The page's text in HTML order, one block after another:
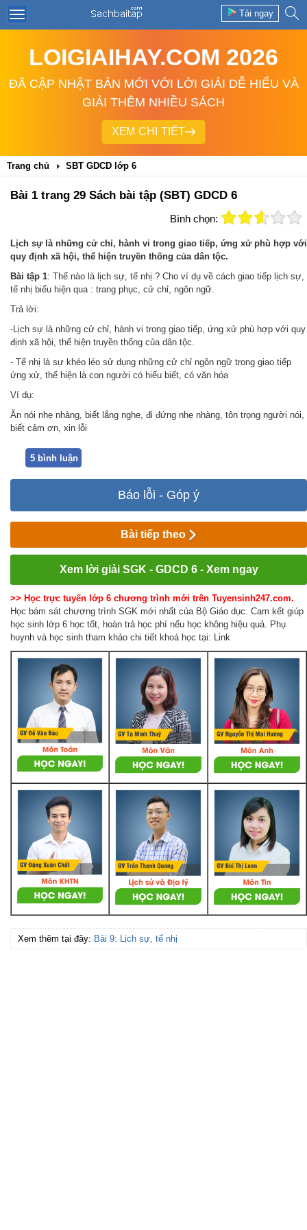
Tải ngay
LOIGIAIHAY.COM 2026
ĐÃ CẬP NHẬT BẢN MỚI VỚI LỜI GIẢI DỄ HIỂU VÀ
GIẢI THÊM NHIỀU SÁCH
XEM CHI TIẾT
Trang chủ SBT GDCD lớp 6
Bài 1 trang 29 Sách bài tập (SBT) GDCD 6
Bình chọn:
Lịch sự là những cử chỉ, hành vi trong giao tiếp, ứng xử phù hợp với
quy định xã hội, thể hiện truyền thống của dân tộc.
Bài tập 1: Thế nào là lịch sự, tế nhị ? Cho ví dụ về cách giao tiếp lịch sự,
tế nhị biểu hiện qua : trang phục, cử chỉ, ngôn ngữ.
Trả lời:
-Lịch sự là những cử chỉ, hành vi trong giao tiếp, ứng xử phù hợp với quy
định xã hội, thể hiện truyền thống của dân tộc.
- Tế nhị là sự khéo léo sử dụng những cử chỉ ngôn ngữ trong giao tiếp
ứng xử, thể hiện là con người có hiểu biết, có văn hóa
Ví dụ:
Ăn nói nhẹ nhàng, biết lắng nghe, đi đứng nhẹ nhàng, tôn trọng người nói,
biết cảm ơn, xin lỗi
5 bình luận
Báo lỗi - Góp ý
Bài tiếp theo
Xem lời giải SGK - GDCD 6 - Xem ngay
>> Học trực tuyến lớp 6 chương trình mới trên Tuyensinh247.com.
Học bám sát chương trình SGK mới nhất của Bộ Giáo dục. Cam kết giúp
học sinh lớp 6 học tốt, hoàn trả học phí nếu học không hiệu quả. Phụ
huynh và học sinh tham khảo chi tiết khoá học tại: Link
Xem thêm tại đây: Bài 9: Lịch sự, tế nhị